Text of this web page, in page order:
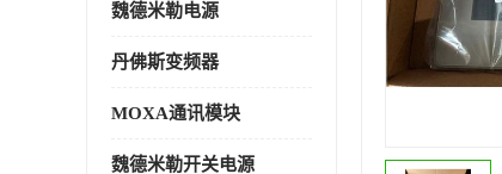
魏德米勒电源
丹佛斯变频器
MOXA通讯模块
魏德米勒开关电源